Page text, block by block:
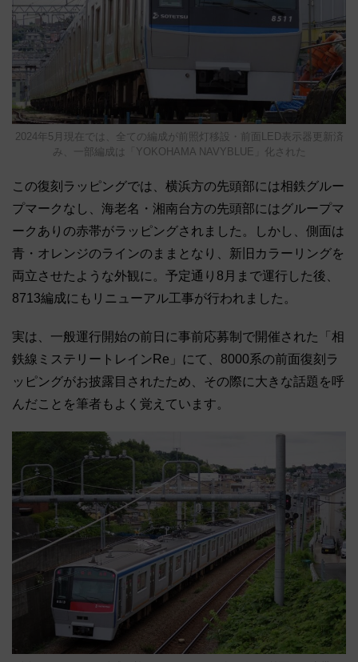
2024年5月現在では、全ての編成が前照灯移設・前面LED表示器更新済
み、一部編成は「YOKOHAMA NAVYBLUE」化された
この復刻ラッピングでは、横浜方の先頭部には相鉄グルー
プマークなし、海老名・湘南台方の先頭部にはグループマ
ークありの赤帯がラッピングされました。しかし、側面は
青・オレンジのラインのままとなり、新旧カラーリングを
両立させたような外観に。予定通り8月まで運行した後、
8713編成にもリニューアル工事が行われました。
実は、一般運行開始の前日に事前応募制で開催された「相
鉄線ミステリートレインRe」にて、8000系の前面復刻ラ
ッピングがお披露目されたため、その際に大きな話題を呼
んだことを筆者もよく覚えています。